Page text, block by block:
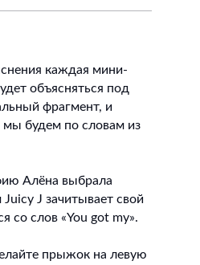
каждая мини-
объясняться под
фрагмент, и
мы будем по словам из
Алёна выбрала
J зачитывает свой
со слов «You got my».
прыжок на левую